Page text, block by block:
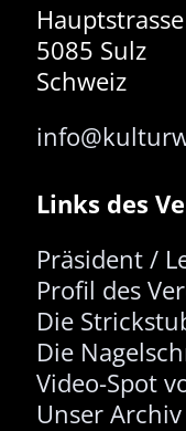
5085 Sulz
Schweiz
Links des
Präsident /
Profil des
Die
Die
Video-Spot
Unser